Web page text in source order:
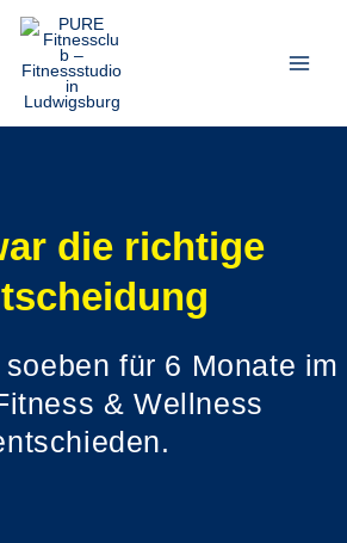
die richtige
für 6 Monate im
& Wellness